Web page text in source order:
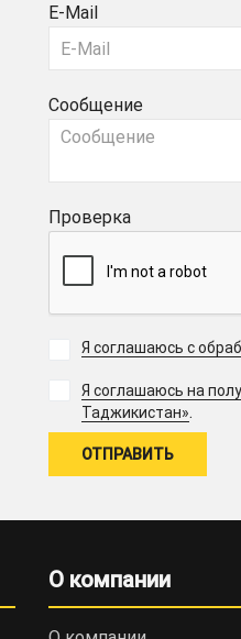
E-Mail
Сообщение
Проверка
Я соглашаюсь с
Я соглашаюсь на
Таджикистан».
О компании